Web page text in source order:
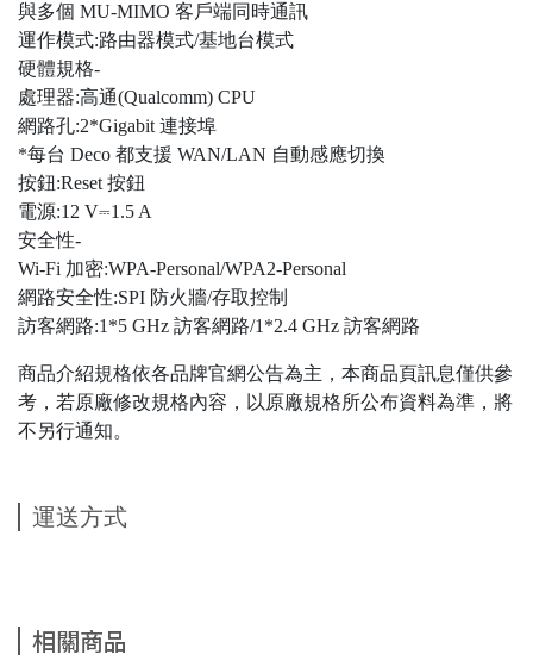
與多個 MU-MIMO 客戶端同時通訊
運作模式:路由器模式/基地台模式
硬體規格-
處理器:高通(Qualcomm) CPU
網路孔:2*Gigabit 連接埠
*每台 Deco 都支援 WAN/LAN 自動感應切換
按鈕:Reset 按鈕
電源:12 V⎓1.5 A
安全性-
Wi-Fi 加密:WPA-Personal/WPA2-Personal
網路安全性:SPI 防火牆/存取控制
訪客網路:1*5 GHz 訪客網路/1*2.4 GHz 訪客網路
商品介紹規格依各品牌官網公告為主，本商品頁訊息僅供參
考，若原廠修改規格內容，以原廠規格所公布資料為準，將
不另行通知。
運送方式
相關商品